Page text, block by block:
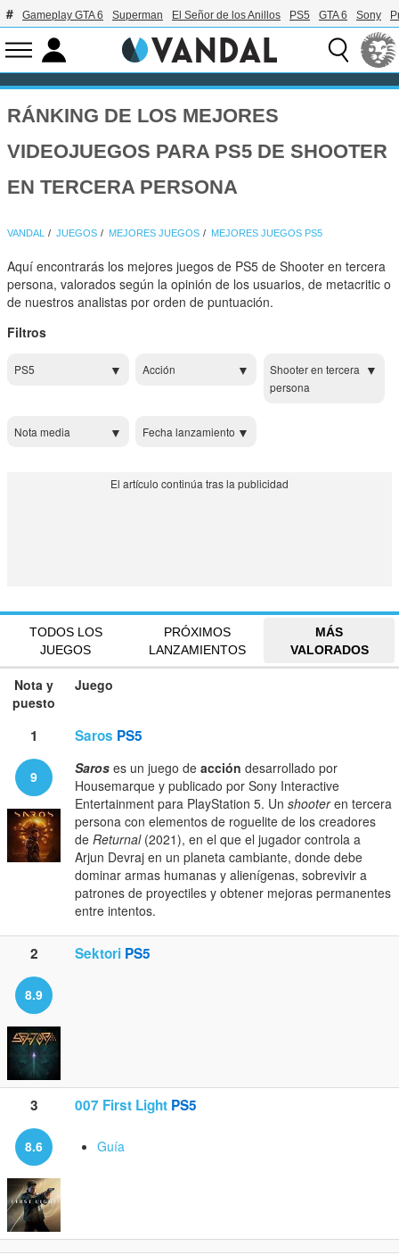
Gameplay GTA 6 Superman El Señor de los Anillos PS5 GTA 6 Sony
RÁNKING DE LOS MEJORES
VIDEOJUEGOS PARA PS5 DE SHOOTER
EN TERCERA PERSONA
VANDAL JUEGOS MEJORES JUEGOS MEJORES JUEGOS PS5
Aquí encontrarás los mejores juegos de PS5 de Shooter en tercera
persona, valorados según la opinión de los usuarios, de metacritic o
de nuestros analistas por orden de puntuación.
Filtros
PS5 Acción
Shooter en tercera
persona
Nota media Fecha lanzamiento
TODOS LOS
JUEGOS
PRÓXIMOS
LANZAMIENTOS
MÁS
VALORADOS
Nota y
puesto
Juego
1 Saros PS5
9 Saros es un juego de acción desarrollado por
Housemarque y publicado por Sony Interactive
Entertainment para PlayStation 5. Un shooteren tercera
persona con elementos de roguelite de los creadores
de Returnal(2021), en el que el jugador controla a
Arjun Devraj en un planeta cambiante, donde debe
dominar armas humanas y alienígenas, sobrevivir a
patrones de proyectiles y obtener mejoras permanentes
entre intentos.
2 Sektori PS5
8.9
3 007 First Light PS5
8.6 Guía